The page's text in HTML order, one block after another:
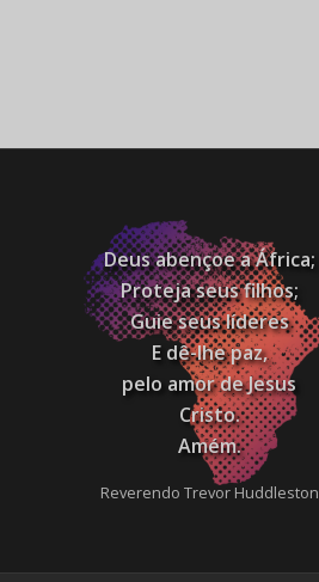
Deus abençoe a África;
Proteja seus filhos;
Guie seus líderes
E dê-lhe paz,
pelo amor de Jesus
Cristo.
Amém.
Reverendo Trevor Huddleston